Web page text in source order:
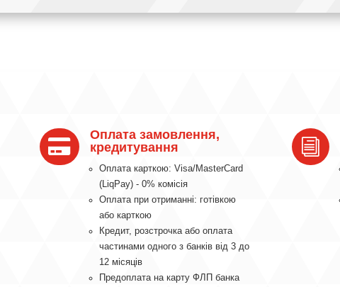

Оплата замовлення,
кредитування
Оплата карткою: Visa/MasterCard
(LiqPay) - 0% комісія
Оплата при отриманні: готівкою
або карткою
Кредит, розстрочка або оплата
частинами одного з банків від 3 до
12 місяців
Предоплата на карту ФЛП банка
i